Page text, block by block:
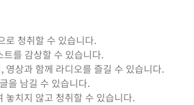
로 청취할 수 있습니다.
를 감상할 수 있습니다.
영상과 함께 라디오를 즐길 수 있습니다.
을 남길 수 있습니다.
놓치지 않고 청취할 수 있습니다.